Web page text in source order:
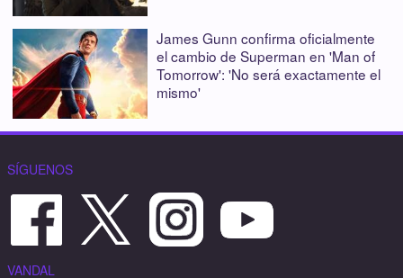
James Gunn confirma oficialmente
el cambio de Superman en 'Man of
Tomorrow': 'No será exactamente el
mismo'
SÍGUENOS
VANDAL